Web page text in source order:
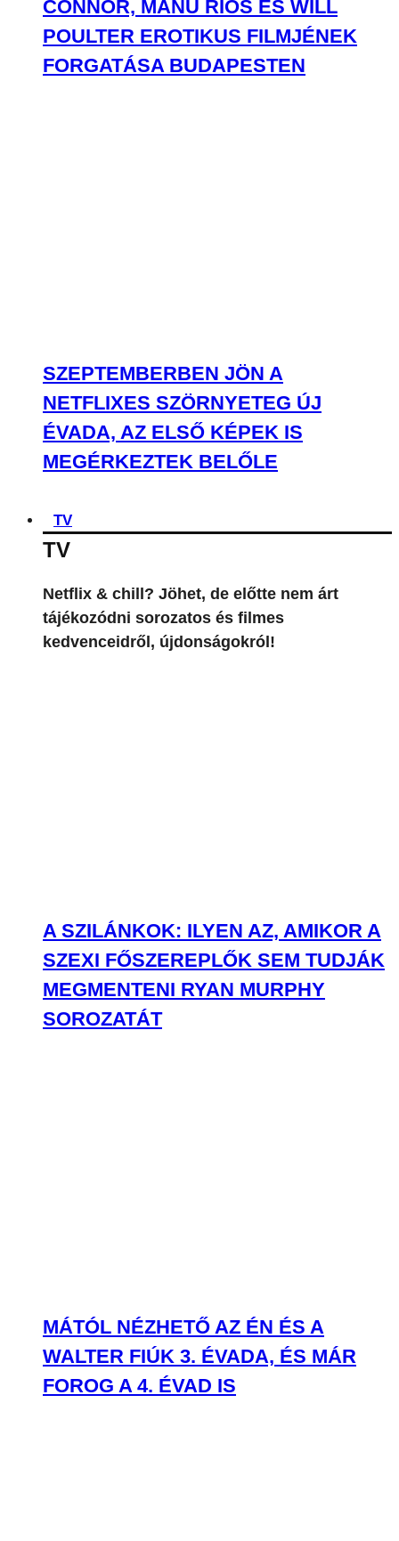
CONNOR, MANU RIOS ÉS WILL
POULTER EROTIKUS FILMJÉNEK
FORGATÁSA BUDAPESTEN
SZEPTEMBERBEN JÖN A
NETFLIXES SZÖRNYETEG ÚJ
ÉVADA, AZ ELSŐ KÉPEK IS
MEGÉRKEZTEK BELŐLE
TV
TV
Netflix & chill? Jöhet, de előtte nem árt
tájékozódni sorozatos és filmes
kedvenceidről, újdonságokról!
A SZILÁNKOK: ILYEN AZ, AMIKOR A
SZEXI FŐSZEREPLŐK SEM TUDJÁK
MEGMENTENI RYAN MURPHY
SOROZATÁT
MÁTÓL NÉZHETŐ AZ ÉN ÉS A
WALTER FIÚK 3. ÉVADA, ÉS MÁR
FOROG A 4. ÉVAD IS